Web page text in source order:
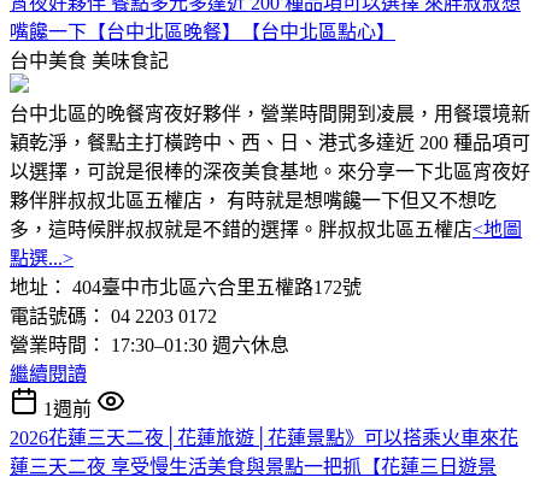
嘴饞一下【台中北區晚餐】【台中北區點心】
台中美食 美味食記
台中北區的晚餐宵夜好夥伴，營業時間開到凌晨，用餐環境新
穎乾淨，餐點主打橫跨中、西、日、港式多達近 200 種品項可
以選擇，可說是很棒的深夜美食基地。來分享一下北區宵夜好
夥伴胖叔叔北區五權店， 有時就是想嘴饞一下但又不想吃
多，這時候胖叔叔就是不錯的選擇。胖叔叔北區五權店<地圖
點選...>
地址： 404臺中市北區六合里五權路172號
電話號碼： 04 2203 0172
營業時間： 17:30–01:30 週六休息
繼續閱讀
1週前
2026花蓮三天二夜│花蓮旅遊│花蓮景點》可以搭乘火車來花
蓮三天二夜 享受慢生活美食與景點一把抓【花蓮三日遊景